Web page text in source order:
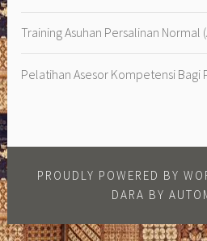
Training Asuhan Persalinan Normal
Pelatihan Asesor Kompetensi Bagi
PROUDLY POWERED BY
DARA BY